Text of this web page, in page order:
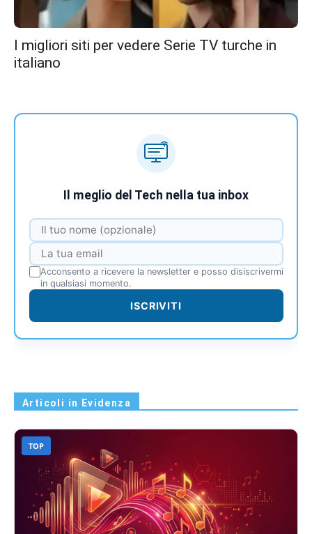
I migliori siti per vedere Serie TV turche in
italiano
Il meglio del Tech nella tua inbox
Acconsento a ricevere la newsletter e posso disiscrivermi
in qualsiasi momento.
ISCRIVITI
Articoli in Evidenza
TOP